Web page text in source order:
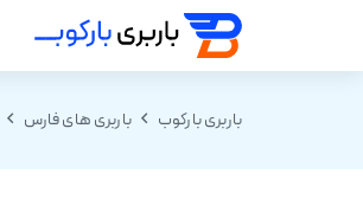
باربری بارکوب باربری های فارس